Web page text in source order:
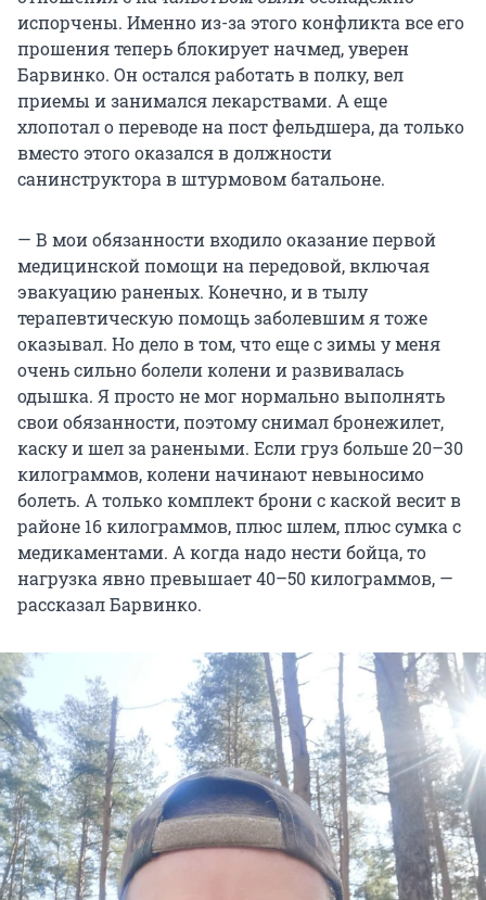
испорчены. Именно из-за этого конфликта все его
прошения теперь блокирует начмед, уверен
Барвинко. Он остался работать в полку, вел
приемы и занимался лекарствами. А еще
хлопотал о переводе на пост фельдшера, да только
вместо этого оказался в должности
санинструктора в штурмовом батальоне.
— В мои обязанности входило оказание первой
медицинской помощи на передовой, включая
эвакуацию раненых. Конечно, и в тылу
терапевтическую помощь заболевшим я тоже
оказывал. Но дело в том, что еще с зимы у меня
очень сильно болели колени и развивалась
одышка. Я просто не мог нормально выполнять
свои обязанности, поэтому снимал бронежилет,
каску и шел за ранеными. Если груз больше 20–30
килограммов, колени начинают невыносимо
болеть. А только комплект брони с каской весит в
районе 16 килограммов, плюс шлем, плюс сумка с
медикаментами. А когда надо нести бойца, то
нагрузка явно превышает 40–50 килограммов, —
рассказал Барвинко.